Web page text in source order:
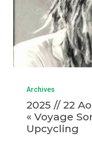
Archives
2025 // 22
« Voyage
Upcycling